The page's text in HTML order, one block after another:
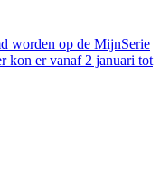
worden op de MijnSerie
kon er vanaf 2 januari tot